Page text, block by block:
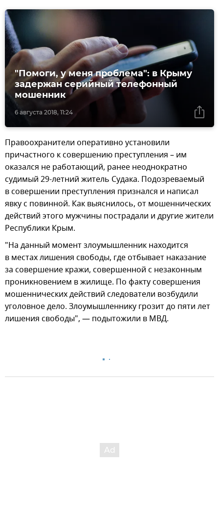
6 августа 2018, 11:24
"Помоги, у меня проблема": в Крыму
задержан серийный телефонный
мошенник
Правоохранители оперативно установили
причастного к совершению преступления – им
оказался не работающий, ранее неоднократно
судимый 29-летний житель Судака. Подозреваемый
в совершении преступления признался и написал
явку с повинной. Как выяснилось, от мошеннических
действий этого мужчины пострадали и другие жители
Республики Крым.
"На данный момент злоумышленник находится
в местах лишения свободы, где отбывает наказание
за совершение кражи, совершенной с незаконным
проникновением в жилище. По факту совершения
мошеннических действий следователи возбудили
уголовное дело. Злоумышленнику грозит до пяти лет
лишения свободы", — подытожили в МВД.